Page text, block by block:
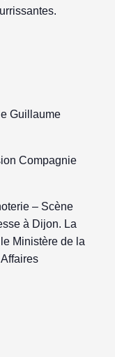
Guillaume
Compagnie
– Scène
à Dijon. La
Ministère de la